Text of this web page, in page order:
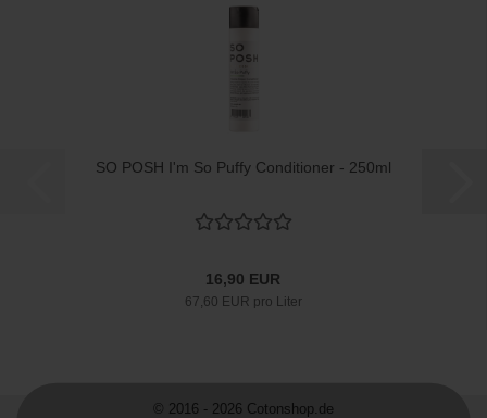
SO POSH I'm So Puffy Conditioner - 250ml
16,90 EUR
67,60 EUR pro Liter
© 2016 - 2026 Cotonshop.de